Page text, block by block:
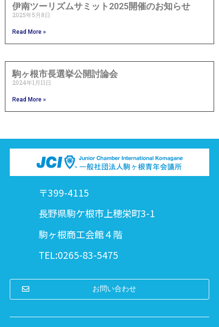
伊南ツーリズムサミット2025開催のお知らせ
2025年5月8日
Read More »
駒ヶ根市長選挙公開討論会
2024年1月11日
Read More »
〒399-4115
長野県駒ケ根市上穂栄町3-1
駒ヶ根商工会館４階
TEL:0265-83-5475
お問い合わせ